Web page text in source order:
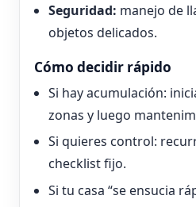
Seguridad: manejo de
objetos delicados.
Cómo decidir rápido
Si hay acumulación:
zonas y luego
Si quieres control:
checklist fijo.
Si tu casa “se ensucia